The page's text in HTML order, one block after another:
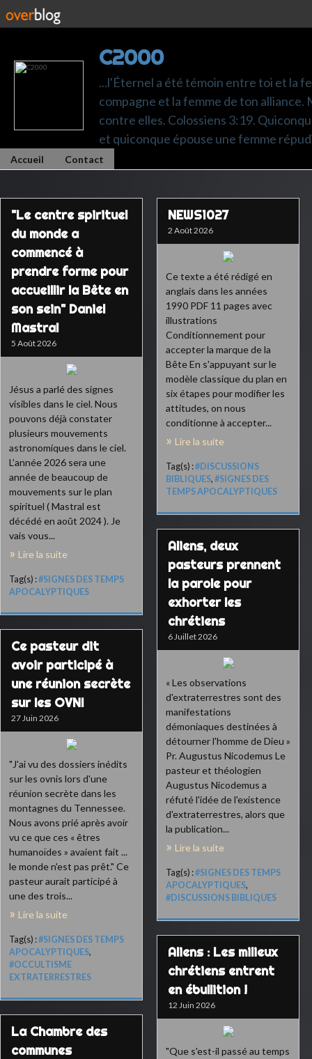
C2000
...l'Éternel a été témoin entre toi et la
compagne et la femme de ton alliance.
contre elles. Colossiens 3:19.
et quiconque épouse une femme
Accueil Contact
"Le centre spirituel
du monde a
commencé à
prendre forme pour
accueillir la Bête en
son sein" Daniel
Mastral
5 Août 2026
Jésus a parlé des signes
visibles dans le ciel. Nous
pouvons déjà constater
plusieurs mouvements
astronomiques dans le ciel.
L’année 2026 sera une
année de beaucoup de
mouvements sur le plan
spirituel ( Mastral est
décédé en août 2024 ). Je
vais vous...
Lire la suite
Tag(s) :#SIGNES DES TEMPS
APOCALYPTIQUES
NEWS1027
2 Août 2026
Ce texte a été rédigé en
anglais dans les années
1990 PDF 11 pages avec
illustrations
Conditionnement pour
accepter la marque de la
Bête En s'appuyant sur le
modèle classique du plan en
six étapes pour modifier les
attitudes, on nous
conditionne à accepter...
Lire la suite
Tag(s) :#DISCUSSIONS
BIBLIQUES, #SIGNES DES
TEMPS APOCALYPTIQUES
Aliens, deux
pasteurs prennent
la parole pour
exhorter les
chrétiens
6 Juillet 2026
« Les observations
d'extraterrestres sont des
manifestations
démoniaques destinées à
détourner l'homme de Dieu »
Pr. Augustus Nicodemus Le
pasteur et théologien
Augustus Nicodemus a
réfuté l'idée de l'existence
d'extraterrestres, alors que
la publication...
Lire la suite
Tag(s) :#SIGNES DES TEMPS
APOCALYPTIQUES,
#DISCUSSIONS BIBLIQUES
Ce pasteur dit
avoir participé à
une réunion secrète
sur les OVNI
27 Juin 2026
"J'ai vu des dossiers inédits
sur les ovnis lors d'une
réunion secrète dans les
montagnes du Tennessee.
Nous avons prié après avoir
vu ce que ces « êtres
humanoïdes » avaient fait ...
le monde n'est pas prêt." Ce
pasteur aurait participé à
une des trois...
Lire la suite
Tag(s) :#SIGNES DES TEMPS
APOCALYPTIQUES,
#OCCULTISME
EXTRATERRESTRES
Aliens : Les milieux
chrétiens entrent
en ébullition !
12 Juin 2026
"Que s'est-il passé au temps
La Chambre des
communes